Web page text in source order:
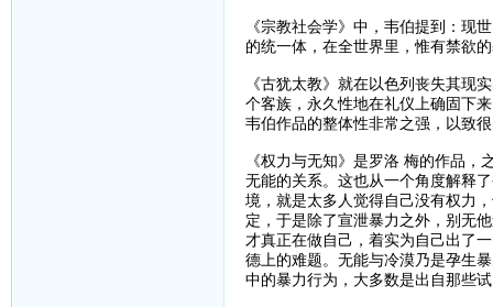
《宗教社会学》中，韦伯提到：现
的统一体，在全世界里，惟有禁欲
《古犹太教》就在以色列丧失其现
个客族，永久性地在礼仪上确固下
韦伯作品的整体性非常之强，以致
《权力与无知》是罗洛 梅的作品
无能的关系。这也从一个角度解释
境，就是太多人觉得自己没有权力
定，于是除了宣泄暴力之外，别无
才真正在做自己，着实为自己出了
德上的难题。无能与冷漠乃是孕生
中的暴力行为，大多数是出自那些